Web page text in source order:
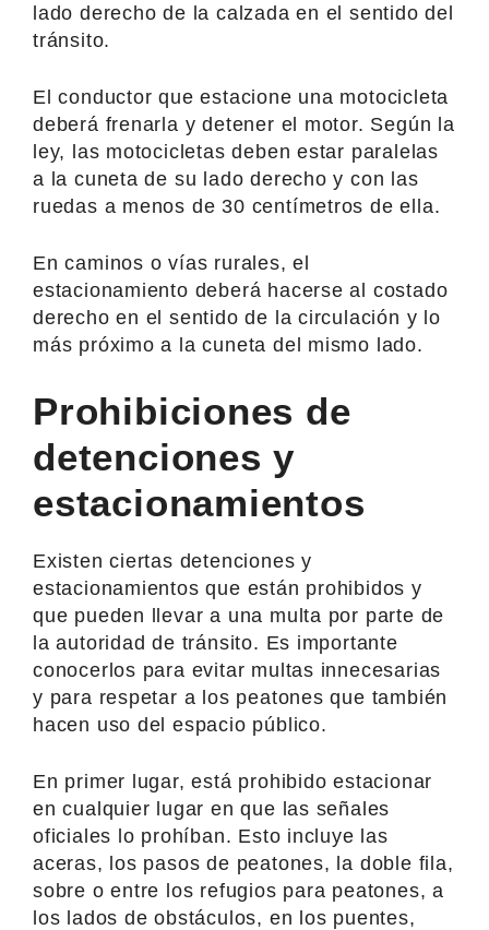
lado derecho de la calzada en el sentido del
tránsito.
El conductor que estacione una motocicleta
deberá frenarla y detener el motor. Según la
ley, las motocicletas deben estar paralelas
a la cuneta de su lado derecho y con las
ruedas a menos de 30 centímetros de ella.
En caminos o vías rurales, el
estacionamiento deberá hacerse al costado
derecho en el sentido de la circulación y lo
más próximo a la cuneta del mismo lado.
Prohibiciones de
detenciones y
estacionamientos
Existen ciertas detenciones y
estacionamientos que están prohibidos y
que pueden llevar a una multa por parte de
la autoridad de tránsito. Es importante
conocerlos para evitar multas innecesarias
y para respetar a los peatones que también
hacen uso del espacio público.
En primer lugar, está prohibido estacionar
en cualquier lugar en que las señales
oficiales lo prohíban. Esto incluye las
aceras, los pasos de peatones, la doble fila,
sobre o entre los refugios para peatones, a
los lados de obstáculos, en los puentes,